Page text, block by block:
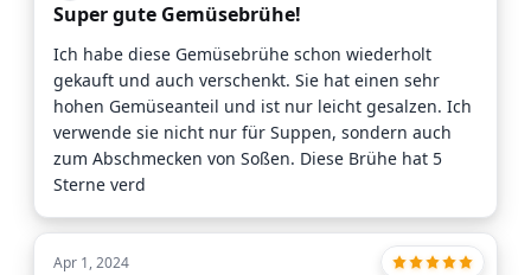
Super gute Gemüsebrühe!
Ich habe diese Gemüsebrühe schon wiederholt
gekauft und auch verschenkt. Sie hat einen sehr
hohen Gemüseanteil und ist nur leicht gesalzen. Ich
verwende sie nicht nur für Suppen, sondern auch
zum Abschmecken von Soßen. Diese Brühe hat 5
Sterne verd
Apr 1, 2024